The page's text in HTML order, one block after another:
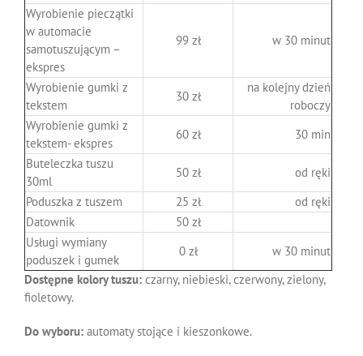
Wyrobienie pieczątki
w automacie
samotuszującym –
ekspres
99 zł w 30 minut
Wyrobienie gumki z
tekstem
30 zł
na kolejny dzień
roboczy
Wyrobienie gumki z
tekstem- ekspres
60 zł
30 min
Buteleczka tuszu
30ml
50 zł
od ręki
Poduszka z tuszem
25 zł
od ręki
Datownik
50 zł
Usługi wymiany
poduszek i gumek
0 zł
w 30 minut
Dostępne kolory tuszu: czarny, niebieski, czerwony, zielony,
fioletowy.
Do wyboru: automaty stojące i kieszonkowe.